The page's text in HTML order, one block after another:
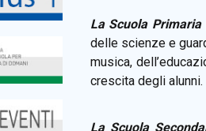
La Scuola Primaria
delle scienze e
musica,
crescita degli alunni.
La Scuola